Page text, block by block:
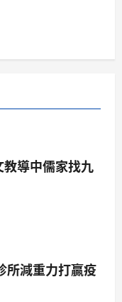
教導中儒家找九
所減重力打贏疫